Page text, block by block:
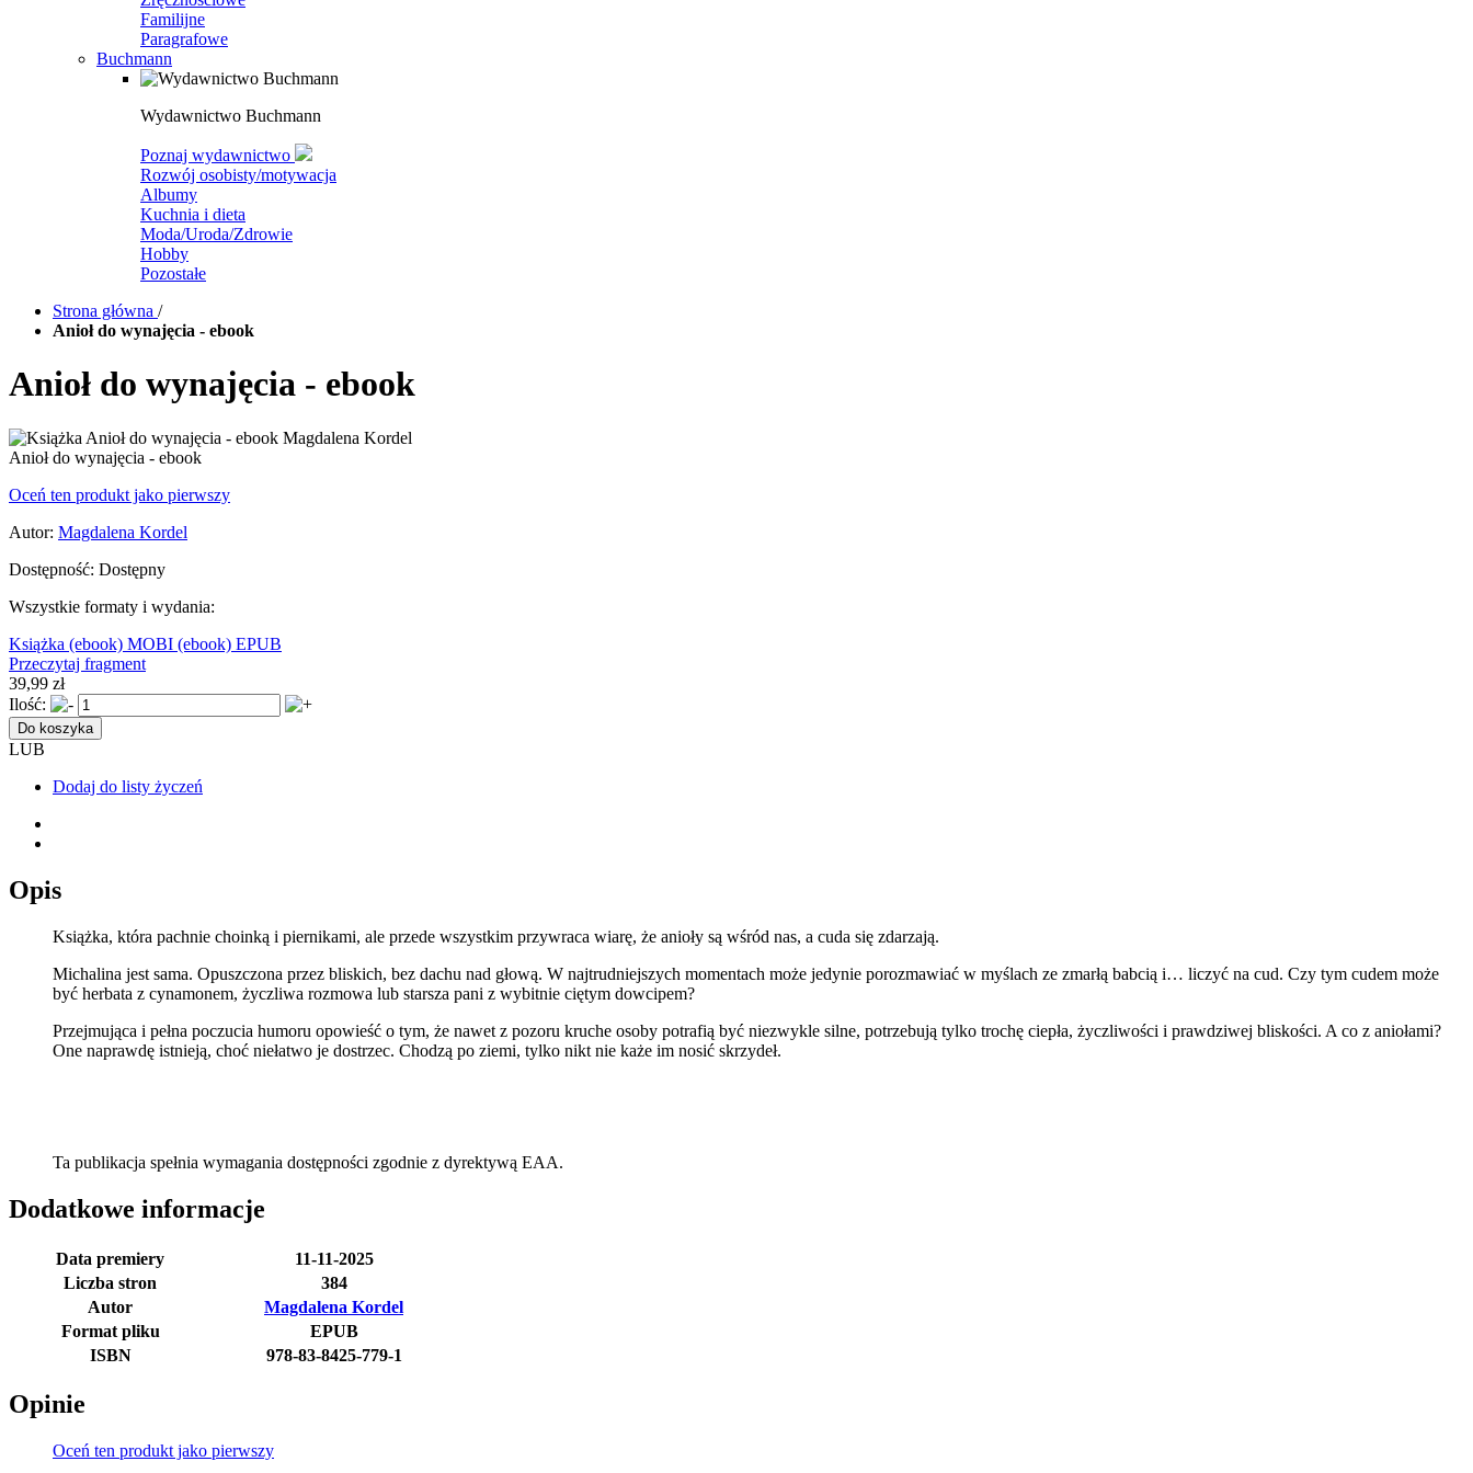
Familijne
Paragrafowe
Buchmann
Wydawnictwo Buchmann
Poznaj wydawnictwo
Rozwój osobisty/motywacja
Albumy
Kuchnia i dieta
Moda/Uroda/Zdrowie
Hobby
Pozostałe
Strona główna /
Anioł do wynajęcia - ebook
Anioł do wynajęcia - ebook
Anioł do wynajęcia - ebook
Oceń ten produkt jako pierwszy
Autor: Magdalena Kordel
Dostępność: Dostępny
Wszystkie formaty i wydania:
Książka (ebook) MOBI (ebook) EPUB
Przeczytaj fragment
39,99 zł
Ilość:
Do koszyka
LUB
Dodaj do listy życzeń
Opis
Książka, która pachnie choinką i piernikami, ale przede wszystkim przywraca wiarę, że anioły są wśród nas, a cuda się zdarzają.
Michalina jest sama. Opuszczona przez bliskich, bez dachu nad głową. W najtrudniejszych momentach może jedynie porozmawiać w myślach ze zmarłą babcią i… liczyć na cud. Czy tym cudem może
być herbata z cynamonem, życzliwa rozmowa lub starsza pani z wybitnie ciętym dowcipem?
Przejmująca i pełna poczucia humoru opowieść o tym, że nawet z pozoru kruche osoby potrafią być niezwykle silne, potrzebują tylko trochę ciepła, życzliwości i prawdziwej bliskości. A co z aniołami?
One naprawdę istnieją, choć niełatwo je dostrzec. Chodzą po ziemi, tylko nikt nie każe im nosić skrzydeł.
Ta publikacja spełnia wymagania dostępności zgodnie z dyrektywą EAA.
Dodatkowe informacje
Data premiery
11-11-2025
Liczba stron
384
Autor
Magdalena Kordel
Format pliku
EPUB
ISBN
978-83-8425-779-1
Opinie
Oceń ten produkt jako pierwszy